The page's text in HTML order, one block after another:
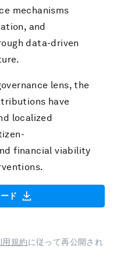
mechanisms
and
data-driven
lens, the
have
localized
financial viability
ド
用規約に従って再公開され